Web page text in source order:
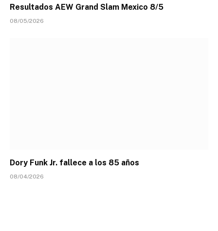
Resultados AEW Grand Slam Mexico 8/5
08/05/2026
Dory Funk Jr. fallece a los 85 años
08/04/2026